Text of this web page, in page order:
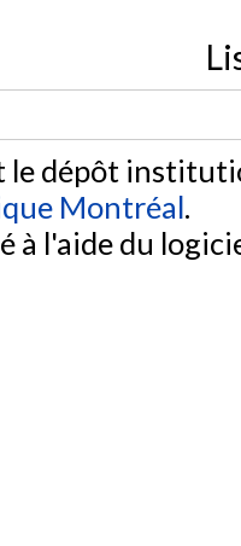
le dépôt
Montréal.
à l'aide du